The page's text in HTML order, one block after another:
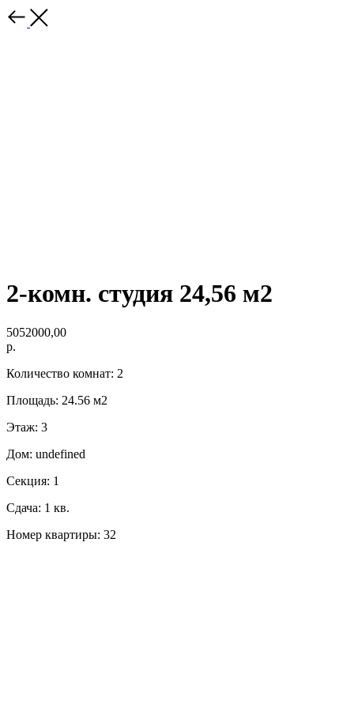
2-комн. студия 24,56 м2
5052000,00
р.
Количество комнат: 2
Площадь: 24.56 м2
Этаж: 3
Дом: undefined
Секция: 1
Сдача: 1 кв.
Номер квартиры: 32